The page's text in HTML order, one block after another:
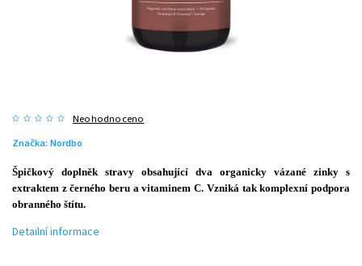
Neohodnoceno
Značka: Nordbo
Špičkový doplněk stravy obsahující dva organicky vázané zinky s
extraktem z černého beru a vitaminem C. Vzniká tak komplexní podpora
obranného štítu.
Detailní informace